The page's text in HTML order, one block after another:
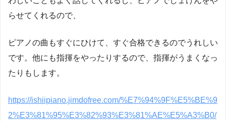
らせてくれるので、
ピアノの曲もすぐにひけて、すぐ合格できるのでうれしい
です。他にも指揮をやったりするので、指揮がうまくなっ
たりもします。
https://ishiipiano.jimdofree.com/%E7%94%9F%E5%BE%9
2%E3%81%95%E3%82%93%E3%81%AE%E5%A3%B0/